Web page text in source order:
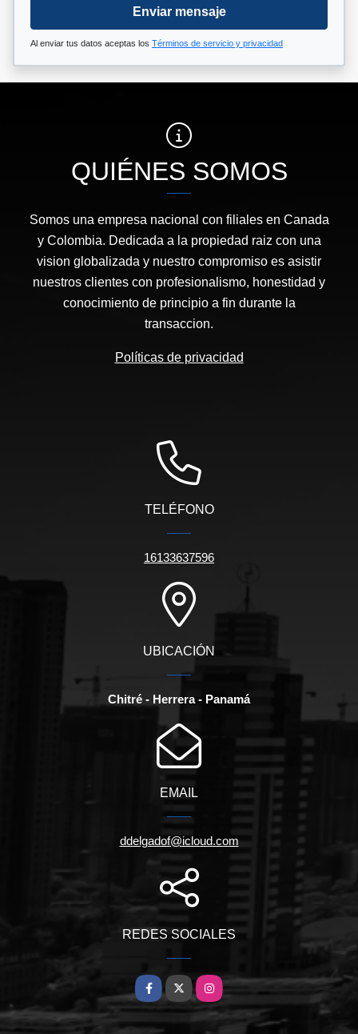
Enviar mensaje
Al enviar tus datos aceptas los Términos de servicio y privacidad
QUIÉNES SOMOS
Somos una empresa nacional con filiales en Canada
y Colombia. Dedicada a la propiedad raiz con una
vision globalizada y nuestro compromiso es asistir
nuestros clientes con profesionalismo, honestidad y
conocimiento de principio a fin durante la
transaccion.
Políticas de privacidad
TELÉFONO
16133637596
UBICACIÓN
Chitré - Herrera - Panamá
EMAIL
ddelgadof@icloud.com
REDES SOCIALES
Facebook
X Instagram